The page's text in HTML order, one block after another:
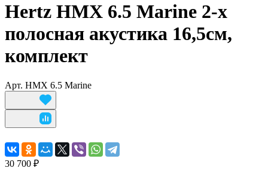
Hertz HMX 6.5 Marine 2-х
полосная акустика 16,5см,
комплект
Арт. HMX 6.5 Marine
30 700 ₽